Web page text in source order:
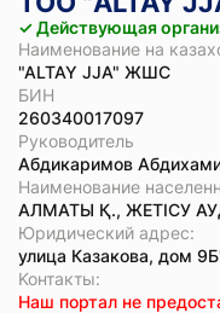
✓ Действующая
Наименование на
"ALTAY JJА" ЖШС
БИН
260340017097
Руководитель
Абдикаримов
Наименование
АЛМАТЫ Қ., ЖЕТІСУ
Юридический адрес:
улица Казакова, дом
Koнтaкты:
Наш портал не